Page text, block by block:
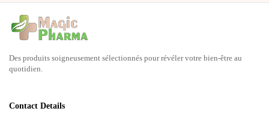
Des produits soigneusement sélectionnés pour révéler votre bien-être au
quotidien.
Contact Details